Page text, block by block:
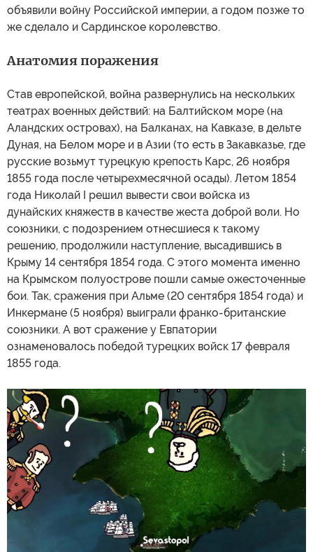
объявили войну Российской империи, а годом позже то
же сделало и Сардинское королевство.
Анатомия поражения
Став европейской, война развернулись на нескольких
театрах военных действий: на Балтийском море (на
Аландских островах), на Балканах, на Кавказе, в дельте
Дуная, на Белом море и в Азии (то есть в Закавказье, где
русские возьмут турецкую крепость Карс, 26 ноября
1855 года после четырехмесячной осады). Летом 1854
года Николай I решил вывести свои войска из
дунайских княжеств в качестве жеста доброй воли. Но
союзники, с подозрением отнесшиеся к такому
решению, продолжили наступление, высадившись в
Крыму 14 сентября 1854 года. С этого момента именно
на Крымском полуострове пошли самые ожесточенные
бои. Так, сражения при Альме (20 сентября 1854 года) и
Инкермане (5 ноября) выиграли франко-британские
союзники. А вот сражение у Евпатории
ознаменовалось победой турецких войск 17 февраля
1855 года.